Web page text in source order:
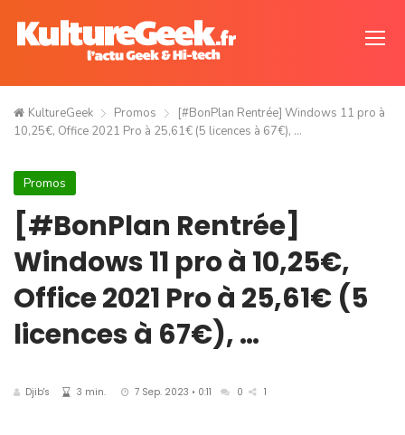
KultureGeek Promos
[#BonPlan Rentrée] Windows 11 pro à
10,25€, Office 2021 Pro à 25,61€ (5 licences à 67€), …
Promos
[#BonPlan Rentrée]
Windows 11 pro à 10,25€,
Office 2021 Pro à 25,61€ (5
licences à 67€), …
Djib's 3 min. 7 Sep. 2023 • 0:11 0 1